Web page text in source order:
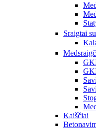
Sraigtai
Kaiščiai